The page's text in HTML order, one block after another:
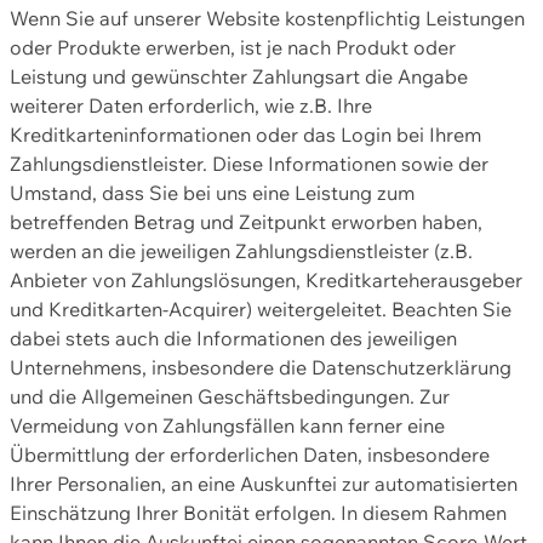
Wenn Sie auf unserer Website kostenpflichtig Leistungen
oder Produkte erwerben, ist je nach Produkt oder
Leistung und gewünschter Zahlungsart die Angabe
weiterer Daten erforderlich, wie z.B. Ihre
Kreditkarteninformationen oder das Login bei Ihrem
Zahlungsdienstleister. Diese Informationen sowie der
Umstand, dass Sie bei uns eine Leistung zum
betreffenden Betrag und Zeitpunkt erworben haben,
werden an die jeweiligen Zahlungsdienstleister (z.B.
Anbieter von Zahlungslösungen, Kreditkarteherausgeber
und Kreditkarten-Acquirer) weitergeleitet. Beachten Sie
dabei stets auch die Informationen des jeweiligen
Unternehmens, insbesondere die Datenschutzerklärung
und die Allgemeinen Geschäftsbedingungen. Zur
Vermeidung von Zahlungsfällen kann ferner eine
Übermittlung der erforderlichen Daten, insbesondere
Ihrer Personalien, an eine Auskunftei zur automatisierten
Einschätzung Ihrer Bonität erfolgen. In diesem Rahmen